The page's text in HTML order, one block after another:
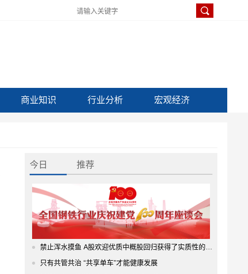
商业知识 行业分析 宏观经济
今日 推荐
禁止浑水摸鱼 A股欢迎优质中概股回归获得了实质性的进展
只有共管共治 “共享单车”才能健康发展